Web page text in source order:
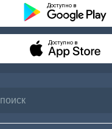
Доступно в
Доступно в